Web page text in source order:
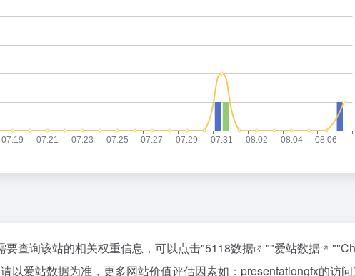
查询该站的相关权重信息，可以点击"5118数据 ""爱站数据 ""
以爱站数据为准，更多网站价值评估因素如：presentationgfx的访